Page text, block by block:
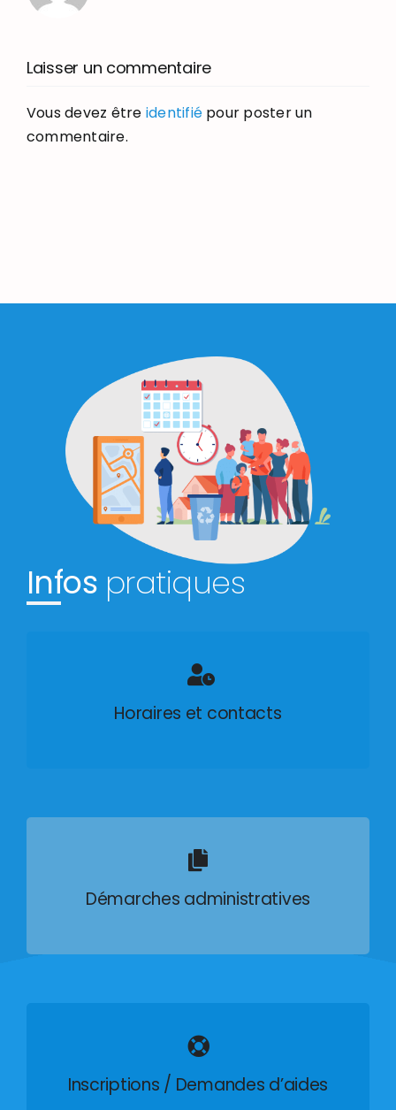
Laisser un commentaire
Vous devez être identifié pour poster un
commentaire.
Infos pratiques
Horaires et contacts
Démarches administratives
Inscriptions / Demandes d’aides